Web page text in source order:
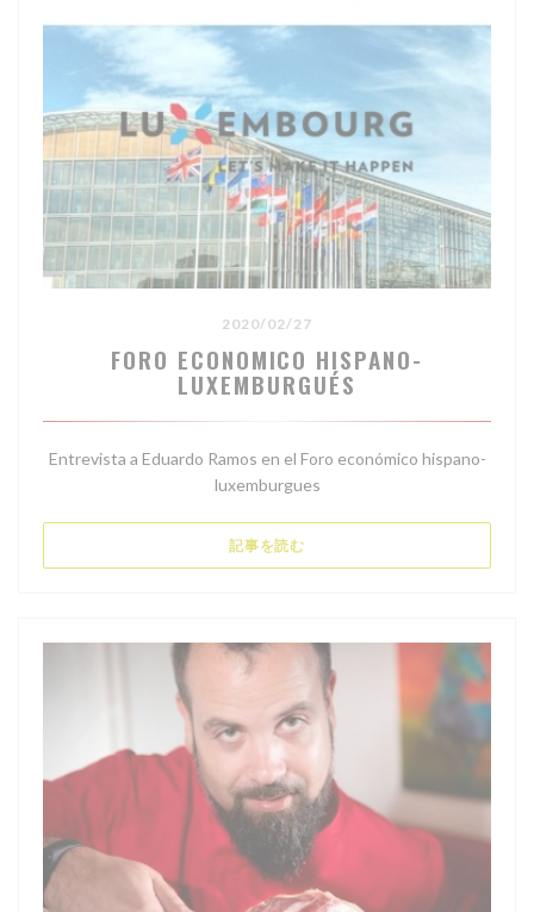
2020/02/27
FORO ECONOMICO HISPANO-
LUXEMBURGUÉS
Entrevista a Eduardo Ramos en el Foro económico hispano-
luxemburgues
記事を読む((新しいウィンドウで開きます))